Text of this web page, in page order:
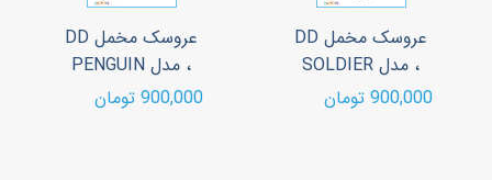
عروسک مخمل DD
، مدل SOLDIER
900,000 تومان
عروسک مخمل DD
، مدل PENGUIN
900,000 تومان